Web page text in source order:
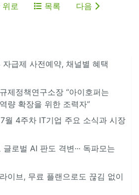
위로 목록 다음
급제 사전예약, 채널별 혜택
제정책연구소장 “아이호퍼는
량 확장을 위한 조력자”
월 4주차 IT기업 주요 소식과 시장
로벌 AI 판도 격변··· 독파모는
이브, 무료 플랜으로도 끊김 없이